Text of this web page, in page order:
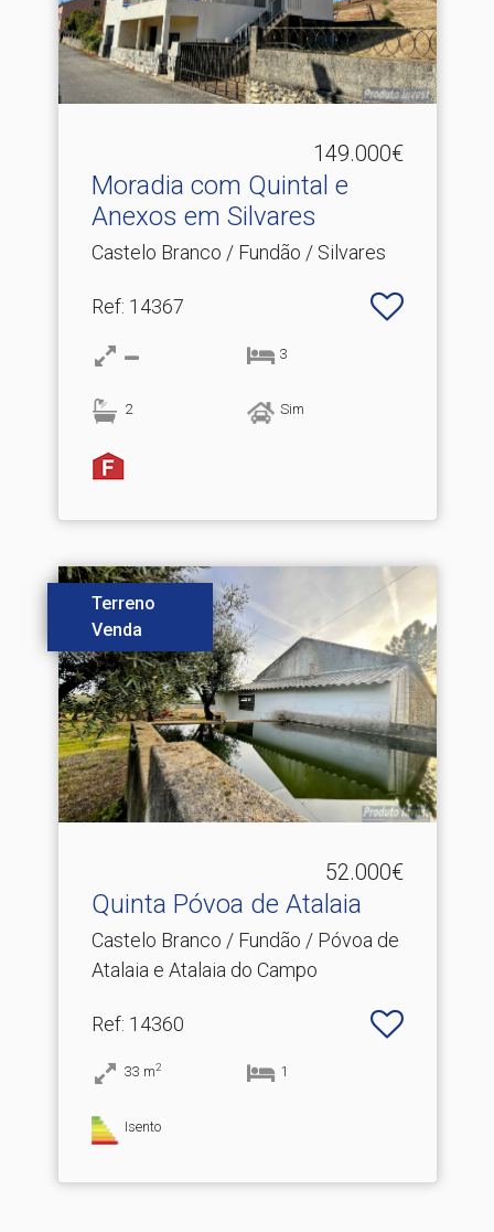
149.000€
Moradia com Quintal e
Anexos em Silvares
Castelo Branco / Fundão / Silvares
Ref: 14367
3
2 Sim
Terreno
Venda
52.000€
Quinta Póvoa de Atalaia
Castelo Branco / Fundão / Póvoa de
Atalaia e Atalaia do Campo
Ref: 14360
33 m2 1
Isento